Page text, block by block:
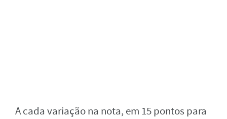
A cada variação na nota, em 15 pontos para